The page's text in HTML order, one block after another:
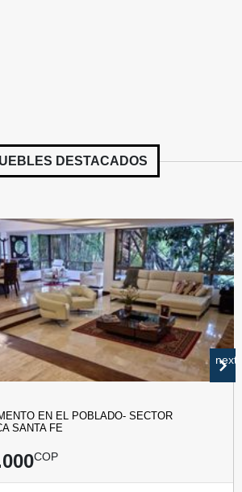
DESTACADOS
EN EL POBLADO- SECTOR
SANTA FE
COP
next